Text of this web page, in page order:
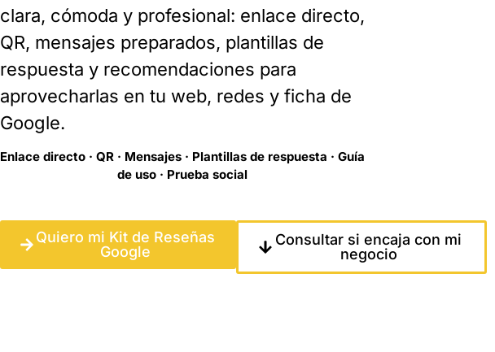
clara, cómoda y profesional: enlace directo,
QR, mensajes preparados, plantillas de
respuesta y recomendaciones para
aprovecharlas en tu web, redes y ficha de
Google.
Enlace directo · QR · Mensajes · Plantillas de respuesta · Guía
de uso · Prueba social
Quiero mi Kit de Reseñas
Google
Consultar si encaja con mi
negocio